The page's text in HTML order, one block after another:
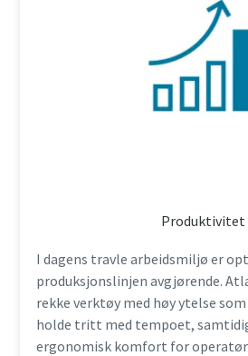
Produktivitet
I dagens travle arbeidsmiljø er
produksjonslinjen avgjørende.
rekke verktøy med høy ytelse
holde tritt med tempoet,
ergonomisk komfort for